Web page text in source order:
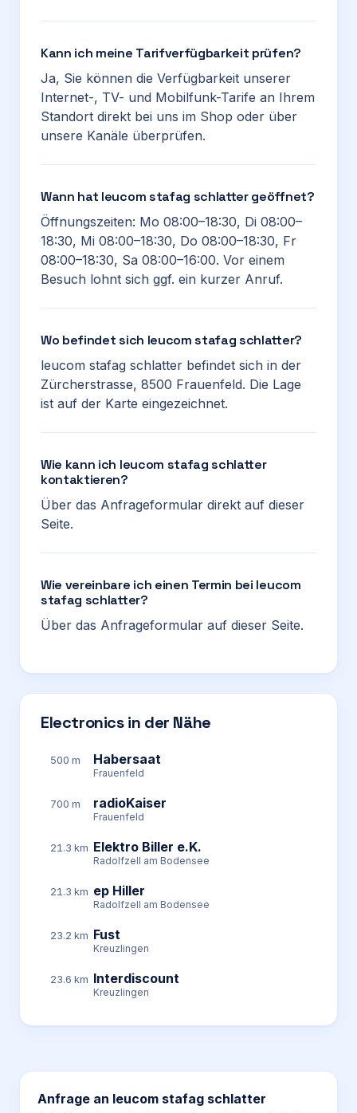
Kann ich meine Tarifverfügbarkeit prüfen?
Ja, Sie können die Verfügbarkeit unserer
Internet-, TV- und Mobilfunk-Tarife an Ihrem
Standort direkt bei uns im Shop oder über
unsere Kanäle überprüfen.
Wann hat leucom stafag schlatter geöffnet?
Öffnungszeiten: Mo 08:00–18:30, Di 08:00–
18:30, Mi 08:00–18:30, Do 08:00–18:30, Fr
08:00–18:30, Sa 08:00–16:00. Vor einem
Besuch lohnt sich ggf. ein kurzer Anruf.
Wo befindet sich leucom stafag schlatter?
leucom stafag schlatter befindet sich in der
Zürcherstrasse, 8500 Frauenfeld. Die Lage
ist auf der Karte eingezeichnet.
Wie kann ich leucom stafag schlatter
kontaktieren?
Über das Anfrageformular direkt auf dieser
Seite.
Wie vereinbare ich einen Termin bei leucom
stafag schlatter?
Über das Anfrageformular auf dieser Seite.
Electronics in der Nähe
500 m Habersaat
Frauenfeld
700 m radioKaiser
Frauenfeld
21.3 km Elektro Biller e.K.
Radolfzell am Bodensee
21.3 km ep Hiller
Radolfzell am Bodensee
23.2 km Fust
Kreuzlingen
23.6 km Interdiscount
Kreuzlingen
Anfrage an leucom stafag schlatter